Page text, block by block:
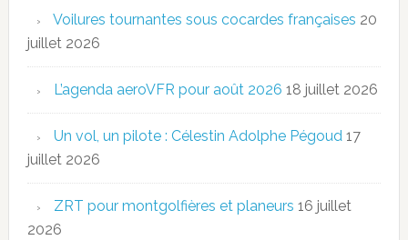
Voilures tournantes sous cocardes françaises 20
juillet 2026
L’agenda aeroVFR pour août 2026 18 juillet 2026
Un vol, un pilote : Célestin Adolphe Pégoud 17
juillet 2026
ZRT pour montgolfières et planeurs 16 juillet
2026